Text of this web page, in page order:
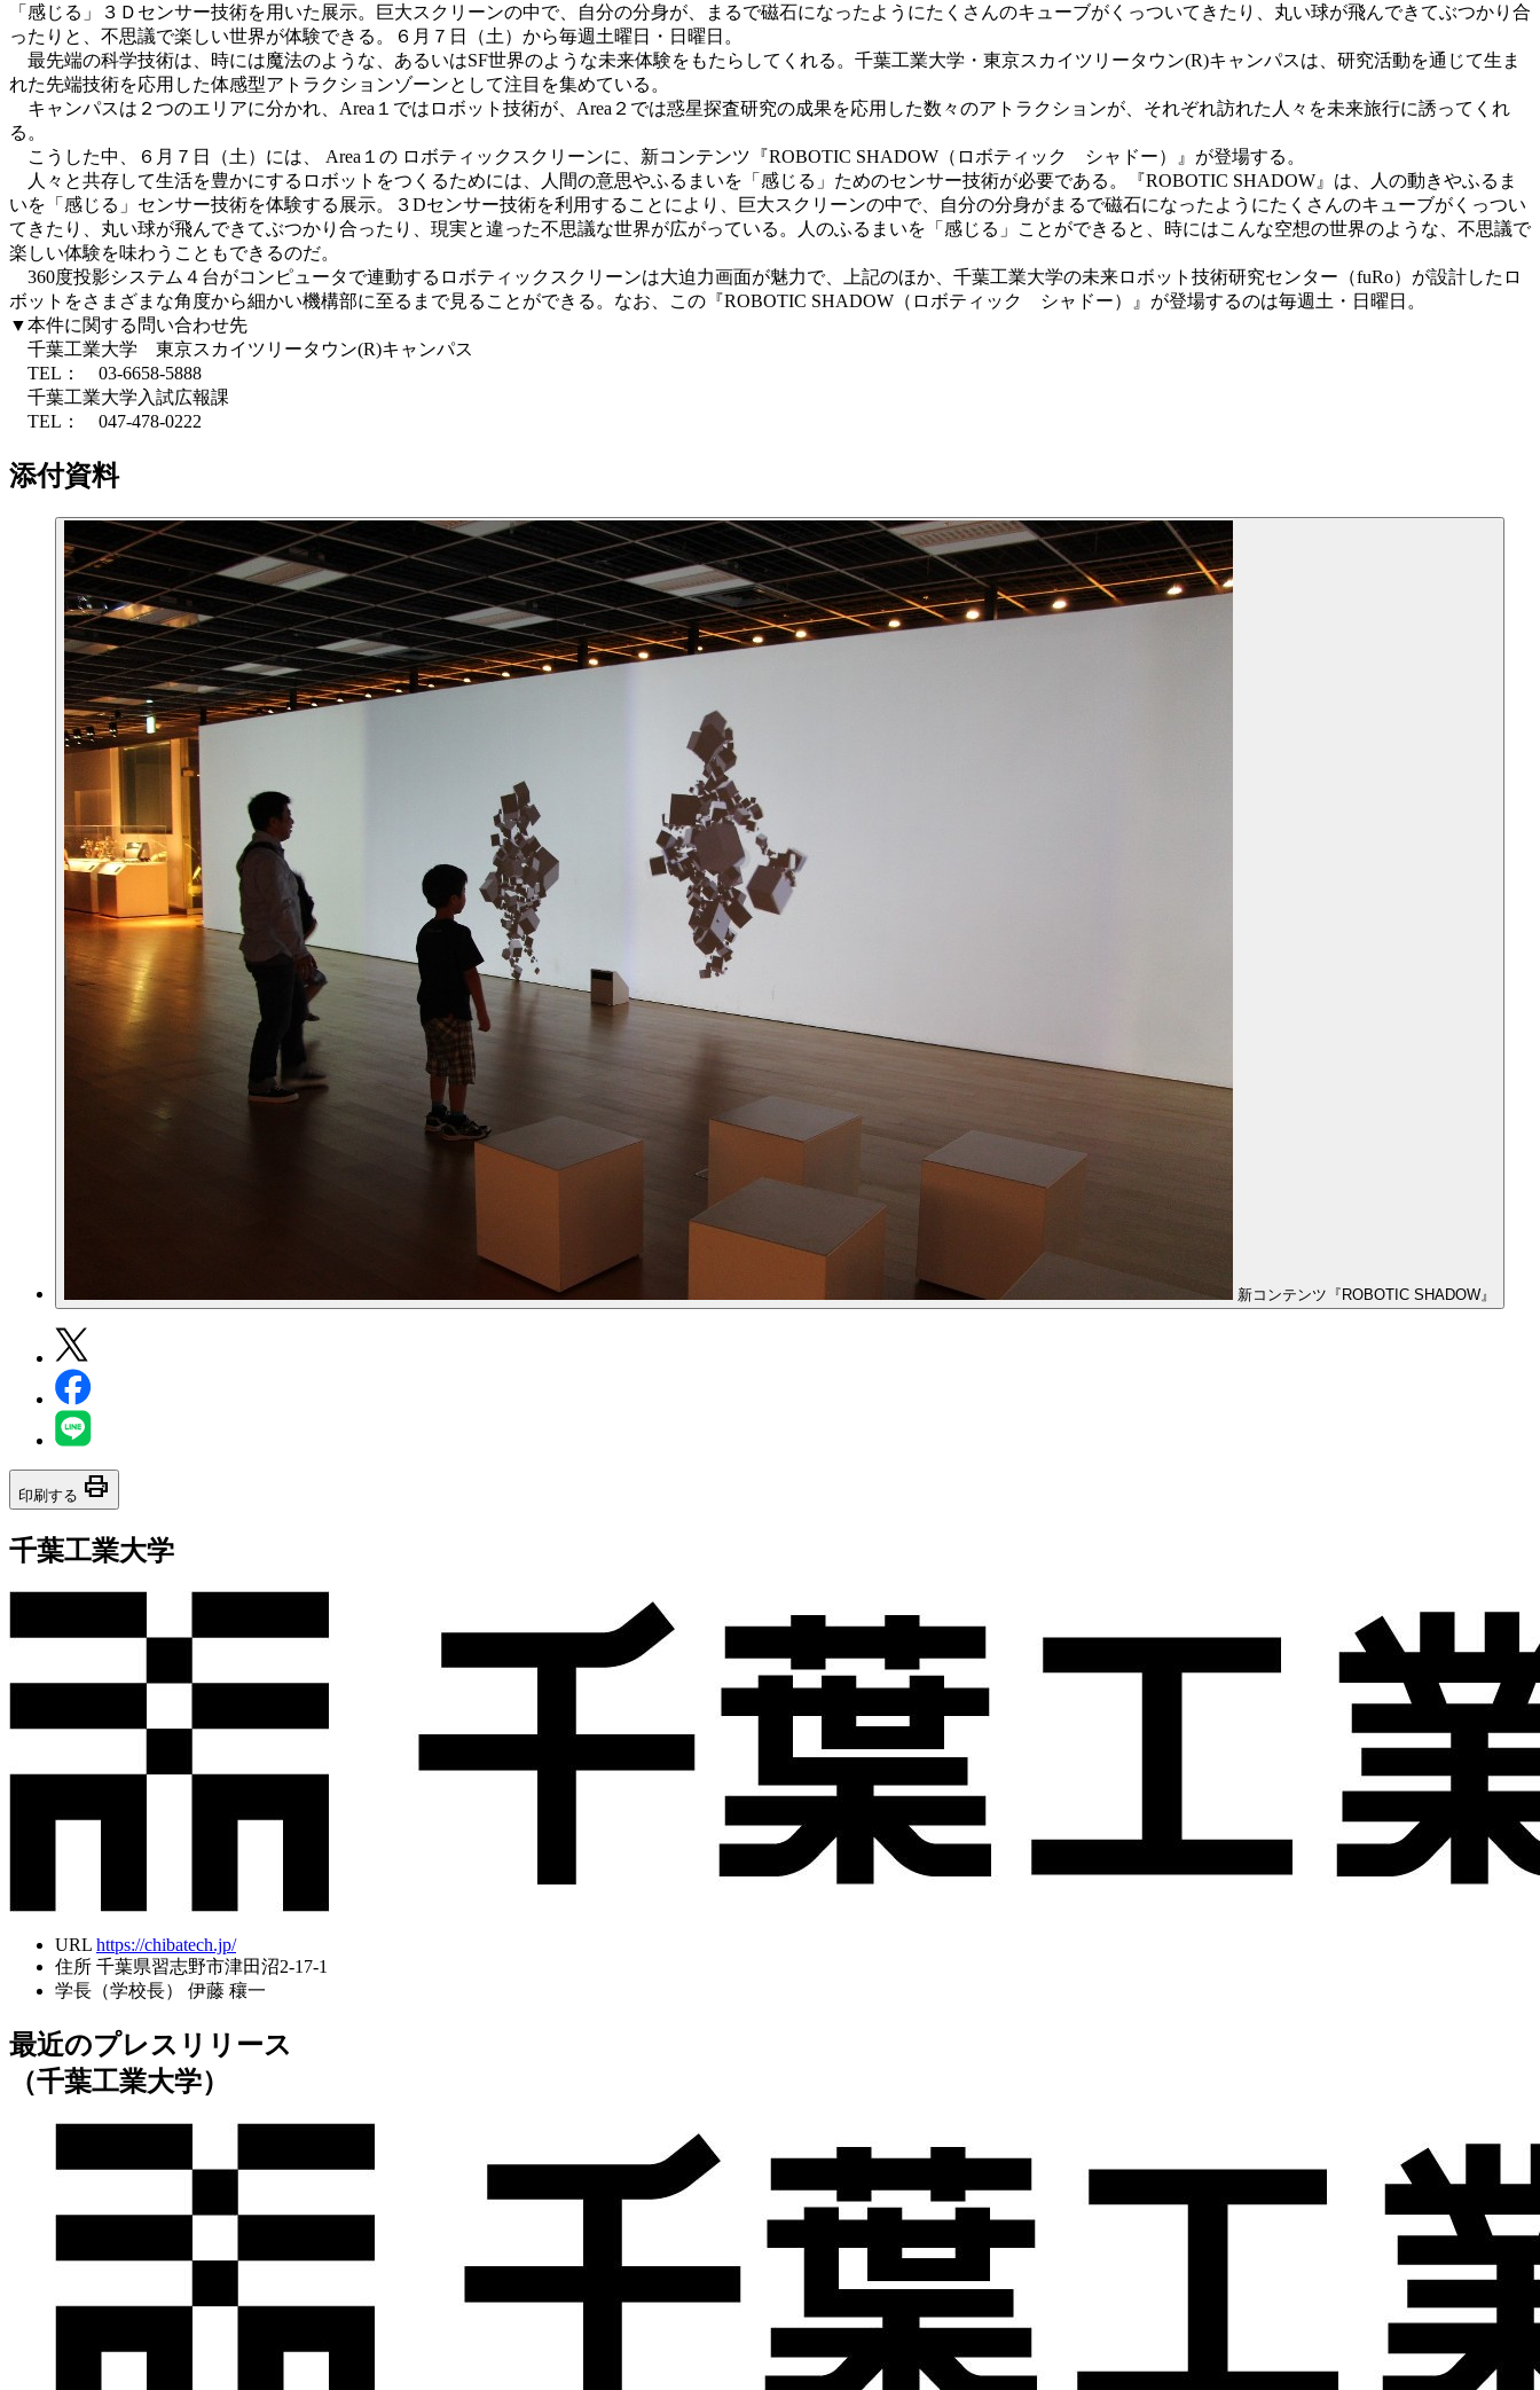
「感じる」３Ｄセンサー技術を用いた展示。巨大スクリーンの中で、自分の分身が、まるで磁石になったようにたくさんのキューブがくっついてきたり、丸い球が飛んできてぶつかり合
ったりと、不思議で楽しい世界が体験できる。６月７日（土）から毎週土曜日・日曜日。
最先端の科学技術は、時には魔法のような、あるいはSF世界のような未来体験をもたらしてくれる。千葉工業大学・東京スカイツリータウン(R)キャンパスは、研究活動を通じて生ま
れた先端技術を応用した体感型アトラクションゾーンとして注目を集めている。
キャンパスは２つのエリアに分かれ、Area１ではロボット技術が、Area２では惑星探査研究の成果を応用した数々のアトラクションが、それぞれ訪れた人々を未来旅行に誘ってくれ
る。
こうした中、６月７日（土）には、 Area１の ロボティックスクリーンに、新コンテンツ『ROBOTIC SHADOW（ロボティック シャドー）』が登場する。
人々と共存して生活を豊かにするロボットをつくるためには、人間の意思やふるまいを「感じる」ためのセンサー技術が必要である。『ROBOTIC SHADOW』は、人の動きやふるま
いを「感じる」センサー技術を体験する展示。３Dセンサー技術を利用することにより、巨大スクリーンの中で、自分の分身がまるで磁石になったようにたくさんのキューブがくっつい
てきたり、丸い球が飛んできてぶつかり合ったり、現実と違った不思議な世界が広がっている。人のふるまいを「感じる」ことができると、時にはこんな空想の世界のような、不思議で
楽しい体験を味わうこともできるのだ。
360度投影システム４台がコンピュータで連動するロボティックスクリーンは大迫力画面が魅力で、上記のほか、千葉工業大学の未来ロボット技術研究センター（fuRo）が設計したロ
ボットをさまざまな角度から細かい機構部に至るまで見ることができる。なお、この『ROBOTIC SHADOW（ロボティック シャドー）』が登場するのは毎週土・日曜日。
▼本件に関する問い合わせ先
千葉工業大学 東京スカイツリータウン(R)キャンパス
TEL： 03-6658-5888
千葉工業大学入試広報課
TEL： 047-478-0222
添付資料
新コンテンツ『ROBOTIC SHADOW』
印刷する print
千葉工業大学
URL https://chibatech.jp/
住所 千葉県習志野市津田沼2-17-1
学長（学校長）
伊藤 穰一
最近のプレスリリース
（千葉工業大学）